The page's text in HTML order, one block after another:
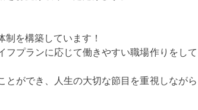
を構築しています！
プランに応じて働きやすい職場作りをして
ができ、人生の大切な節目を重視しながら